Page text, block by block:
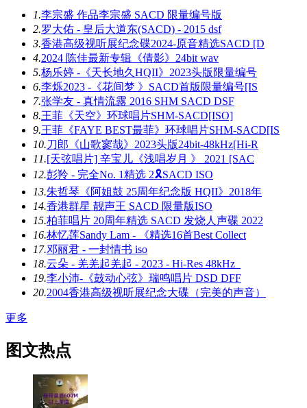
1.李宗盛 作品李宗盛 SACD 限量编号版
2.罗大佑 - 皇后大道东(SACD) - 2015 dsf
3.香港高级视听展纪念碟2024-原音精选SACD [D
4.2024 陈佳最新专辑《倩影》24bit wav
5.杨乐婷 -《天长地久HQII》2023头版限量编号
6.李烁2023 -《花间梦 》SACD首版限量编号[IS
7.张学友 - 真情流露 2016 SHM SACD DSF
8.王菲《天空》环球唱片SHM-SACD[ISO]
9.王菲《FAYE BEST最菲》环球唱片SHM-SACD[IS
10.刀郎《山歌寥哉》2023头版24bit-48kHz[Hi-R
11.[天弦唱片] 辛宝儿《浅唱岁月 》 2021 [SAC
12.彭羚 - 完全No. 1精选 2🎗SACD ISO
13.朱哲琴《阿姐鼓 25周年纪念版 HQII》2018年
14.香港群星 靓声王 SACD 限量版ISO
15.柏菲唱片 20周年精选 SACD 发烧人声碟 2022
16.林忆莲Sandy Lam - 《精选16首Best Collect
17.邓丽君 - 一封情书 iso
18.云朵 - 羌羌起羌起 - 2023 - Hi-Res 48kHz_
19.李小沛-《鼓动心弦》瑞鸣唱片 DSD DFF
20.2004香港高级视听展纪念大碟（完美的声音）
更多
图文热点